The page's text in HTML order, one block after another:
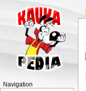
Navigation